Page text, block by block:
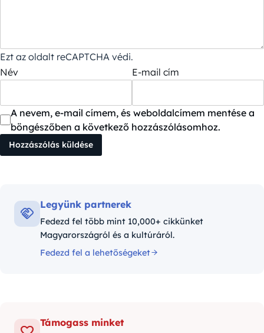
Ezt az oldalt reCAPTCHA védi.
Név
E-mail cím
A nevem, e-mail címem, és weboldalcímem mentése a
böngészőben a következő hozzászólásomhoz.
Legyünk partnerek
Fedezd fel több mint 10,000+ cikkünket
Magyarországról és a kultúráról.
Fedezd fel a lehetőségeket
Támogass minket